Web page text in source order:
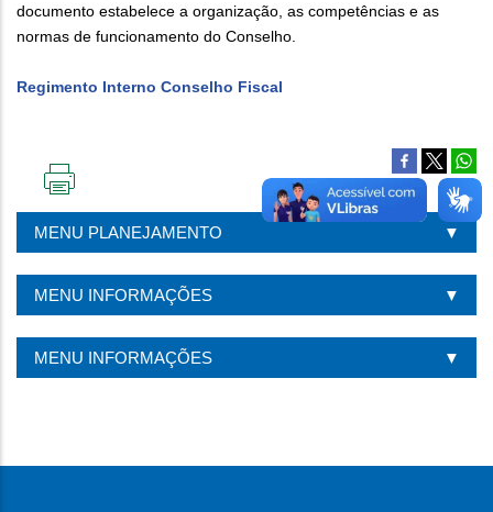
documento estabelece a organização, as competências e as
normas de funcionamento do Conselho.
Regimento Interno Conselho Fiscal
PÁGINA
MENU PLANEJAMENTO
MENU INFORMAÇÕES
MENU INFORMAÇÕES